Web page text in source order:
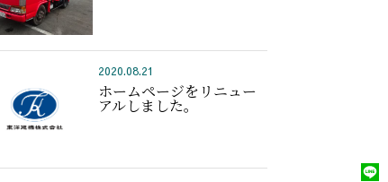
2020.08.21
ホームページをリニュー
アルしました。